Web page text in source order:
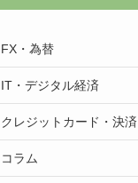
FX・為替
IT・デジタル経済
クレジットカード・決済
コラム